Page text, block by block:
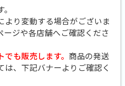
り変動する場合がございま
ージや各店舗へご確認くださ
も販売します。 商品の発送
は、下記バナーよりご確認く